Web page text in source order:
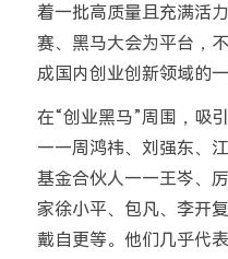
着一批高质量且充满活
赛、黑马大会为平台，
成国内创业创新领域的
在“创业黑马”周围，吸
——周鸿祎、刘强东、
基金合伙人——王岑、厉
家徐小平、包凡、李开
戴自更等。他们几乎代